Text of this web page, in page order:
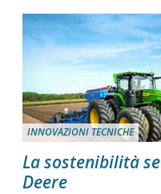
INNOVAZIONI TECNICHE
La sostenibilità
Deere